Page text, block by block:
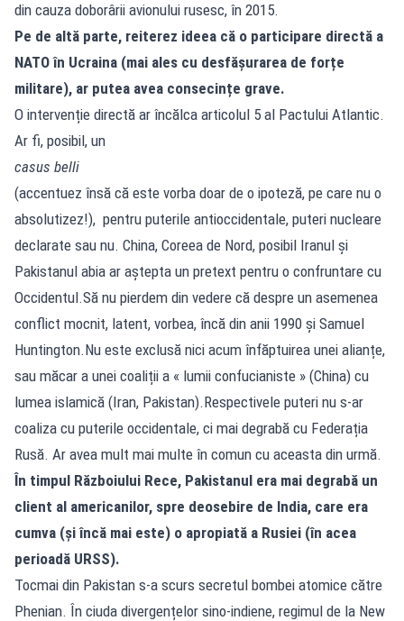
din cauza doborârii avionului rusesc, în 2015.
Pe de altă parte, reiterez ideea că o participare directă a
NATO în Ucraina (mai ales cu desfășurarea de forțe
militare), ar putea avea consecințe grave.
O intervenție directă ar încălca articolul 5 al Pactului Atlantic.
Ar fi, posibil, un
casus belli
(accentuez însă că este vorba doar de o ipoteză, pe care nu o
absolutizez!), pentru puterile antioccidentale, puteri nucleare
declarate sau nu. China, Coreea de Nord, posibil Iranul și
Pakistanul abia ar aștepta un pretext pentru o confruntare cu
Occidentul.Să nu pierdem din vedere că despre un asemenea
conflict mocnit, latent, vorbea, încă din anii 1990 și Samuel
Huntington.Nu este exclusă nici acum înfăptuirea unei alianțe,
sau măcar a unei coaliții a « lumii confucianiste » (China) cu
lumea islamică (Iran, Pakistan).Respectivele puteri nu s-ar
coaliza cu puterile occidentale, ci mai degrabă cu Federația
Rusă. Ar avea mult mai multe în comun cu aceasta din urmă.
În timpul Războiului Rece, Pakistanul era mai degrabă un
client al americanilor, spre deosebire de India, care era
cumva (și încă mai este) o apropiată a Rusiei (în acea
perioadă URSS).
Tocmai din Pakistan s-a scurs secretul bombei atomice către
Phenian. În ciuda divergențelor sino-indiene, regimul de la New